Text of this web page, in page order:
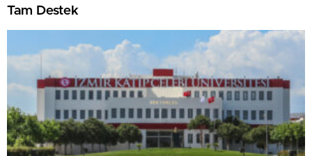
Tam Destek